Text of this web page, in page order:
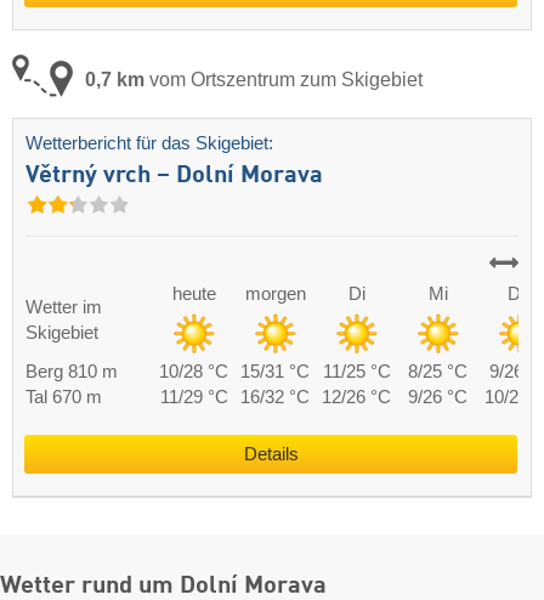
0,7 km vom Ortszentrum zum Skigebiet
Wetterbericht für das Skigebiet:
Větrný vrch – Dolní Morava
Wetter im
Skigebiet
heute morgen Di Mi Do
Berg 810 m 10/28 °C 15/31 °C 11/25 °C 8/25 °C
9/26
Tal 670 m
11/29 °C 16/32 °C 12/26 °C 9/26 °C 10/27
Details
Wetter rund um Dolní Morava